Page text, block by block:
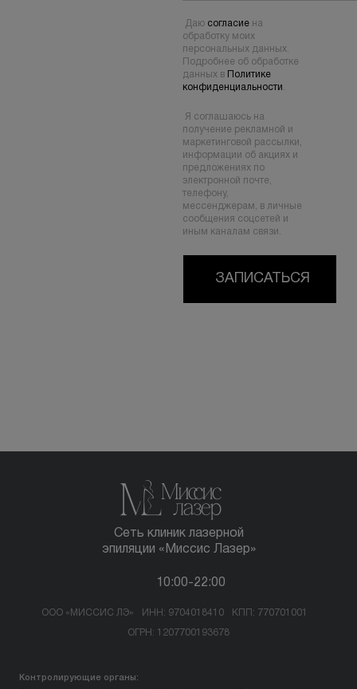
Даю согласиена
обработку моих
персональных данных.
Подробнее об обработке
данных в
Политике
конфиденциальности
Я соглашаюсь на
получение рекламной и
маркетинговой рассылки,
информации об акциях и
предложениях по
электронной почте,
телефону,
мессенджерам, в личные
сообщения соцсетей и
иным каналам связи.
ЗАПИСАТЬСЯ
Сеть клиник лазерной
эпиляции «Миссис Лазер»
10:00-22:00
ООО «МИССИС ЛЭ» ИНН: 9704018410 КПП: 770701001
ОГРН: 1207700193678
Контролирующие органы: